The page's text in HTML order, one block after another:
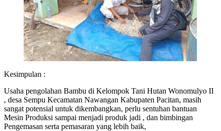
Kesimpulan :
Usaha pengolahan Bambu di Kelompok Tani Hutan Wonomulyo II
, desa Sempu Kecamatan Nawangan Kabupaten Pacitan, masih
sangat potensial untuk dikembangkan, perlu sentuhan bantuan
Mesin Produksi sampai menjadi produk jadi , dan bimbingan
Pengemasan serta pemasaran yang lebih baik,